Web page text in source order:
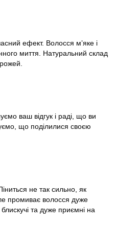
ефект. Волосся мʼяке і
миття. Натуральний склад
ваш відгук і раді, що ви
що поділилися своєю
не так сильно, як
промиває волосся дуже
та дуже приємні на